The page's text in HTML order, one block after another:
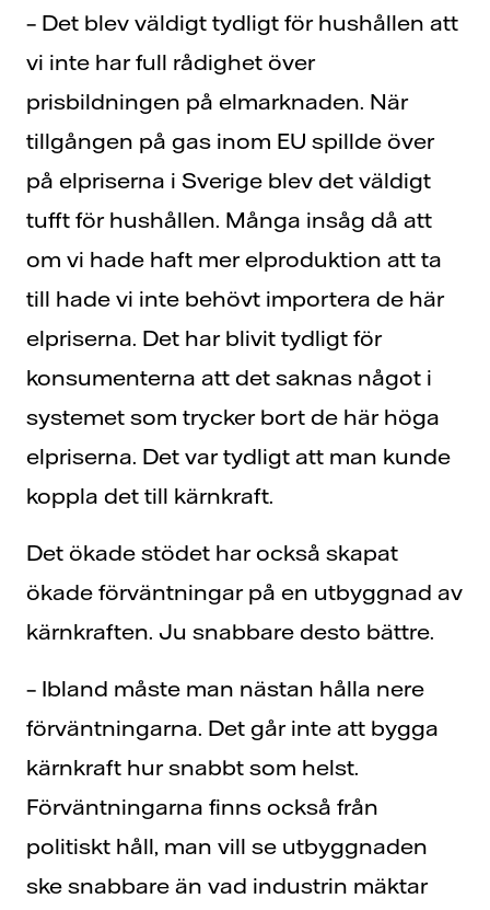
– Det blev väldigt tydligt för hushållen att
vi inte har full rådighet över
prisbildningen på elmarknaden. När
tillgången på gas inom EU spillde över
på elpriserna i Sverige blev det väldigt
tufft för hushållen. Många insåg då att
om vi hade haft mer elproduktion att ta
till hade vi inte behövt importera de här
elpriserna. Det har blivit tydligt för
konsumenterna att det saknas något i
systemet som trycker bort de här höga
elpriserna. Det var tydligt att man kunde
koppla det till kärnkraft.
Det ökade stödet har också skapat
ökade förväntningar på en utbyggnad av
kärnkraften. Ju snabbare desto bättre.
– Ibland måste man nästan hålla nere
förväntningarna. Det går inte att bygga
kärnkraft hur snabbt som helst.
Förväntningarna finns också från
politiskt håll, man vill se utbyggnaden
ske snabbare än vad industrin mäktar